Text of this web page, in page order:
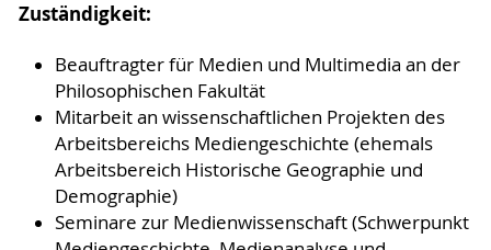
Zuständigkeit:
Beauftragter für Medien und Multimedia an der
Philosophischen Fakultät
Mitarbeit an wissenschaftlichen Projekten des
Arbeitsbereichs Mediengeschichte (ehemals
Arbeitsbereich Historische Geographie und
Demographie)
Seminare zur Medienwissenschaft (Schwerpunkt